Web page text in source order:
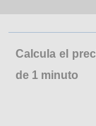
Calcula el
de 1 minuto